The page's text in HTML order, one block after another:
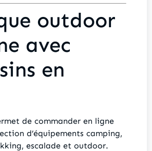
outdoor
avec
en
de commander en ligne
d’équipements camping,
escalade et outdoor.